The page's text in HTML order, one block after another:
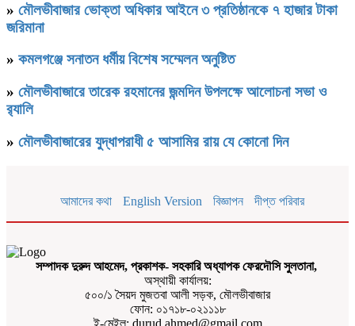
» মৌলভীবাজার ভোক্তা অধিকার আইনে ৩ প্রতিষ্ঠানকে ৭ হাজার টাকা
জরিমানা
» কমলগঞ্জে সনাতন ধর্মীয় বিশেষ সম্মেলন অনুষ্টিত
» মৌলভীবাজারে তারেক রহমানের জন্মদিন উপলক্ষে আলোচনা সভা ও
র‌্যালি
» মৌলভীবাজারের যুদ্ধাপরাধী ৫ আসামির রায় যে কোনো দিন
আমাদের কথা English Version বিজ্ঞাপন দীপ্ত পরিবার
সম্পাদক দুরুদ আহমেদ, প্রকাশক- সহকারি অধ্যাপক ফেরদৌসি সুলতানা,
অস্থায়ী কার্যালয়:
৫০০/১ সৈয়দ মুজতবা আলী সড়ক, মৌলভীবাজার
ফোন: ০১৭১৮-০২১১১৮
ই-মেইল: durud.ahmed@gmail.com